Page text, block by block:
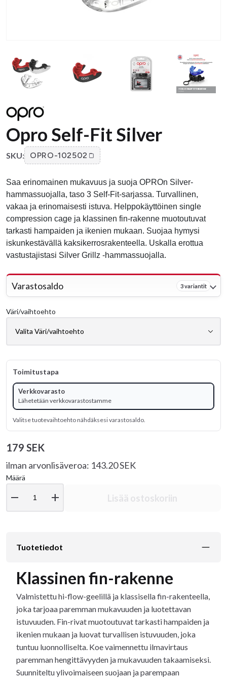
Opro Self-Fit Silver
SKU: OPRO-102502
Saa erinomainen mukavuus ja suoja OPROn Silver-
hammassuojalla, taso 3 Self-Fit-sarjassa. Turvallinen,
vakaa ja erinomaisesti istuva. Helppokäyttöinen single
compression cage ja klassinen fin-rakenne muotoutuvat
tarkasti hampaiden ja ikenien mukaan. Suojaa hymysi
iskunkestävällä kaksikerrosrakenteella. Uskalla erottua
vastustajistasi Silver Grillz -hammassuojalla.
Varastosaldo 3 variantit
Väri/vaihtoehto
Toimitustapa
Verkkovarasto
Lähetetään verkkovarastostamme
Valitse tuotevaihtoehto nähdäksesi varastosaldo.
179 SEK
ilman arvonlisäveroa: 143.20 SEK
Määrä
remove add Lisää ostoskoriin
Tuotetiedot
Klassinen fin-rakenne
Valmistettu hi-flow-geelillä ja klassisella fin-rakenteella,
joka tarjoaa paremman mukavuuden ja luotettavan
istuvuuden. Fin-rivat muotoutuvat tarkasti hampaiden ja
ikenien mukaan ja luovat turvallisen istuvuuden, joka
tuntuu luonnolliselta. Koe vaimennettu ilmavirtaus
paremman hengittävyyden ja mukavuuden takaamiseksi.
Suunniteltu ylivoimaiseen suojaan ja parempaan